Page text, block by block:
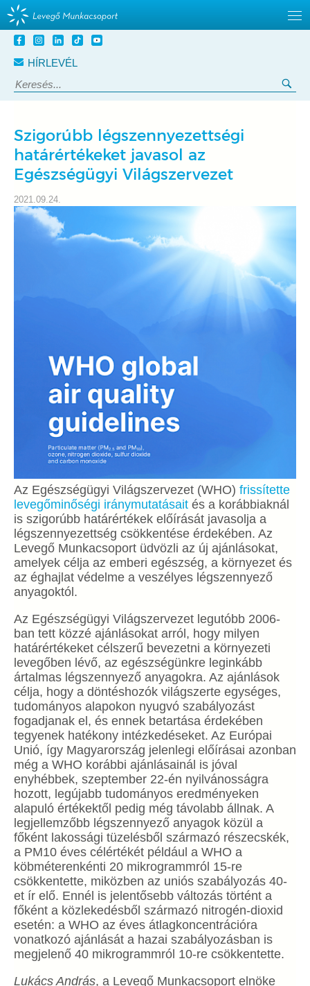
Tovább
tartalomra
HÍRLEVÉL
Keresés:
Szigorúbb légszennyezettségi
határértékeket javasol az
Egészségügyi Világszervezet
2021.09.24.
Az Egészségügyi Világszervezet (WHO) frissítette
levegőminőségi iránymutatásait és a korábbiaknál
is szigorúbb határértékek előírását javasolja a
légszennyezettség csökkentése érdekében. Az
Levegő Munkacsoport üdvözli az új ajánlásokat,
amelyek célja az emberi egészség, a környezet és
az éghajlat védelme a veszélyes légszennyező
anyagoktól.
Az Egészségügyi Világszervezet legutóbb 2006-
ban tett közzé ajánlásokat arról, hogy milyen
határértékeket célszerű bevezetni a környezeti
levegőben lévő, az egészségünkre leginkább
ártalmas légszennyező anyagokra. Az ajánlások
célja, hogy a döntéshozók világszerte egységes,
tudományos alapokon nyugvó szabályozást
fogadjanak el, és ennek betartása érdekében
tegyenek hatékony intézkedéseket. Az Európai
Unió, így Magyarország jelenlegi előírásai azonban
még a WHO korábbi ajánlásainál is jóval
enyhébbek, szeptember 22-én nyilvánosságra
hozott, legújabb tudományos eredményeken
alapuló értékektől pedig még távolabb állnak. A
legjellemzőbb légszennyező anyagok közül a
főként lakossági tüzelésből származó részecskék,
a PM10 éves célértékét például a WHO a
köbméterenkénti 20 mikrogrammról 15-re
csökkentette, miközben az uniós szabályozás 40-
et ír elő. Ennél is jelentősebb változás történt a
főként a közlekedésből származó nitrogén-dioxid
esetén: a WHO az éves átlagkoncentrációra
vonatkozó ajánlását a hazai szabályozásban is
megjelenő 40 mikrogrammról 10-re csökkentette.
Lukács András, a Levegő Munkacsoport elnöke